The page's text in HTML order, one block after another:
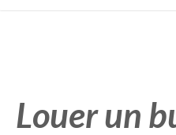
Louer un